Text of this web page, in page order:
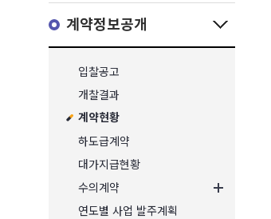
계약정보공개
입찰공고
개찰결과
계약현황
하도급계약
대가지급현황
수의계약
연도별 사업 발주계획